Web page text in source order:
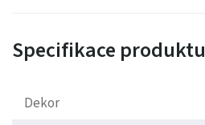
Specifikace produktu
Dekor